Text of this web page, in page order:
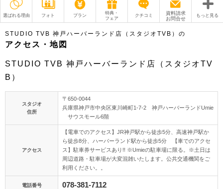
選ばれる理由 フォト プラン
特典・
フェア
クチコミ
資料請求
お問合せ
もっと見る
撮影レポート フォトグラファー
アクセス/TEL スタジオトップ
こだわりポイント
STUDIO TVB 神戸ハーバーランド店（スタジオTVB）の
アクセス・地図
STUDIO TVB 神戸ハーバーランド店（スタジオTV
B）
スタジオ
住所
〒650-0044
兵庫県神戸市中央区東川崎町1-7-2 神戸ハーバーランドUmie
サウスモール6階
アクセス
【電車でのアクセス】JR神戸駅から徒歩5分、高速神戸駅か
ら徒歩8分、ハーバーランド駅から徒歩5分 【車でのアクセ
ス】駐車券サービスあり!! ※Umieの駐車場に限る。※土日は
周辺道路・駐車場が大変混雑いたします。公共交通機関をご
利用ください。。
電話番号 078-381-7112